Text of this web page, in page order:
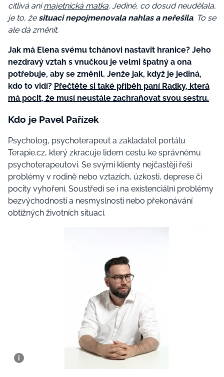
citlivá animajetnická matka. Jediné, co dosud neudělala,
je to, žesituaci nepojmenovala nahlas a neřešila. To se
ale dá změnit.
Jak má Elena svému tchánovi nastavit hranice? Jeho
nezdravý vztah s vnučkou je velmi špatný a ona
potřebuje, aby se změnil. Jenže jak, když je jediná,
kdo to vidí? Přečtěte si také příběh paní Radky, která
má pocit, že musí neustále zachraňovat svou sestru.
Kdo je Pavel Pařízek
Psycholog, psychoterapeut a zakladatel portálu
Terapie.cz, který zkracuje lidem cestu ke správnému
psychoterapeutovi. Se svými klienty nejčastěji řeší
problémy v rodině nebo vztazích, úzkosti, deprese či
pocity vyhoření. Soustředí se i na existenciální problémy
bezvýchodnosti a nesmyslnosti nebo překonávání
obtížných životních situací.